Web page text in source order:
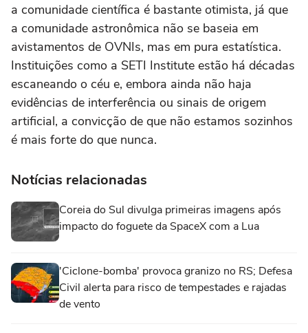
a comunidade científica é bastante otimista, já que
a comunidade astronômica não se baseia em
avistamentos de OVNIs, mas em pura estatística.
Instituições como a SETI Institute estão há décadas
escaneando o céu e, embora ainda não haja
evidências de interferência ou sinais de origem
artificial, a convicção de que não estamos sozinhos
é mais forte do que nunca.
Notícias relacionadas
Coreia do Sul divulga primeiras imagens após
impacto do foguete da SpaceX com a Lua
'Ciclone-bomba' provoca granizo no RS; Defesa
Civil alerta para risco de tempestades e rajadas
de vento